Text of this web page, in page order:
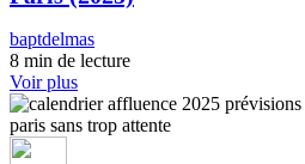
baptdelmas
8 min de lecture
Voir plus